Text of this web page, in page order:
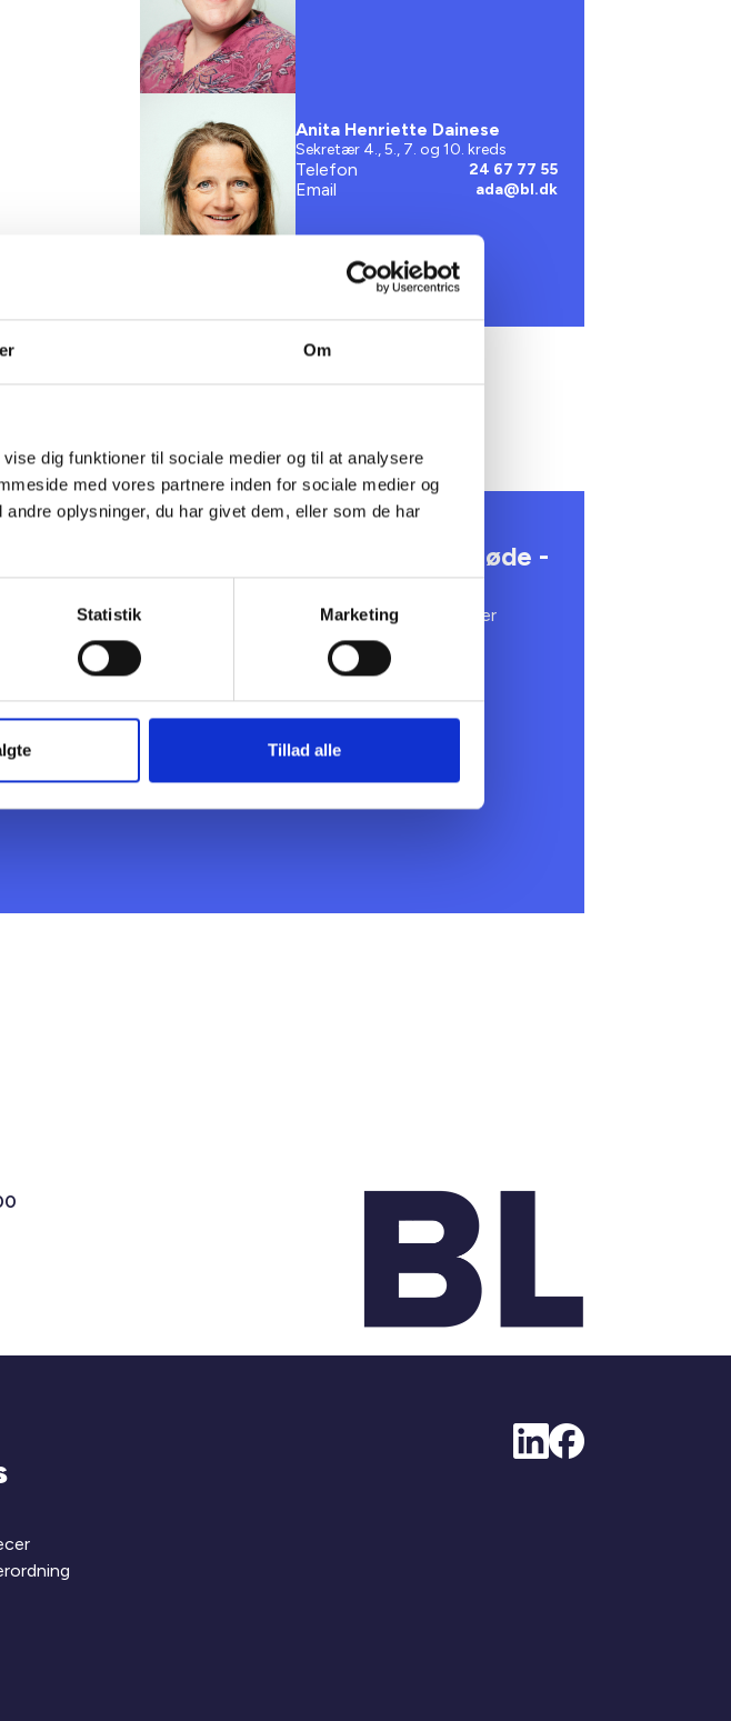
Om
dig funktioner til sociale medier og til at analysere
med vores partnere inden for sociale medier og
oplysninger, du har givet dem, eller som de har
Statistik Marketing
Tillad alle
Anita Henriette Dainese
Sekretær 4., 5., 7. og 10. kreds
Telefon 24 67 77 55
Email ada@bl.dk
05. OKTOBER 2026
4., 5., 6. og 10. kreds - Forsamlingshusmøde -
Herning
Mødet er for inviterede kredsrepræsentanter og suppleanter
Herning